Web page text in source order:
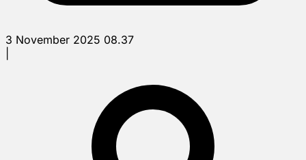
3 November 2025 08.37